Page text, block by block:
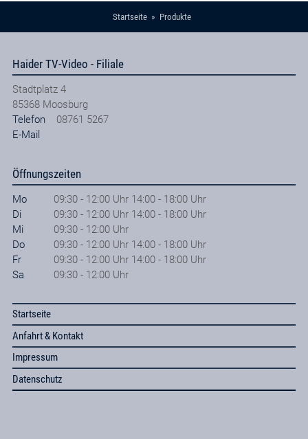
Startseite Produkte
Haider TV-Video - Filiale
Stadtplatz 4
85368 Moosburg
Telefon
08761 5267
E-Mail
Öffnungszeiten
Mo
09:30 - 12:00 Uhr 14:00 - 18:00 Uhr
Di
09:30 - 12:00 Uhr 14:00 - 18:00 Uhr
Mi
09:30 - 12:00 Uhr
Do
09:30 - 12:00 Uhr 14:00 - 18:00 Uhr
Fr
09:30 - 12:00 Uhr 14:00 - 18:00 Uhr
Sa
09:30 - 12:00 Uhr
Startseite
Anfahrt & Kontakt
Impressum
Datenschutz